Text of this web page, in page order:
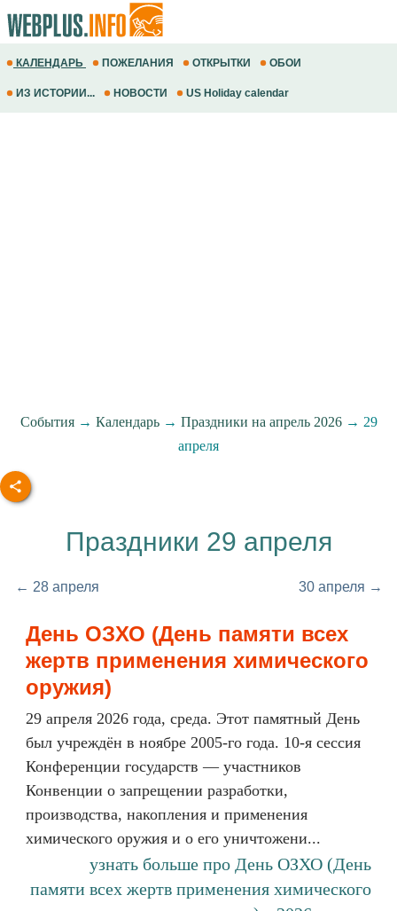
КАЛЕНДАРЬ ПОЖЕЛАНИЯ ОТКРЫТКИ ОБОИ
ИЗ ИСТОРИИ... НОВОСТИ US Holiday calendar
События→ Календарь→ Праздники на апрель 2026→ 29
апреля
Праздники 29 апреля
← 28 апреля 30 апреля →
День ОЗХО (День памяти всех
жертв применения химического
оружия)
29 апреля 2026 года, среда. Этот памятный День
был учреждён в ноябре 2005-го года. 10-я сессия
Конференции государств — участников
Конвенции о запрещении разработки,
производства, накопления и применения
химического оружия и о его уничтожени...
узнать больше про День ОЗХО (День
памяти всех жертв применения химического